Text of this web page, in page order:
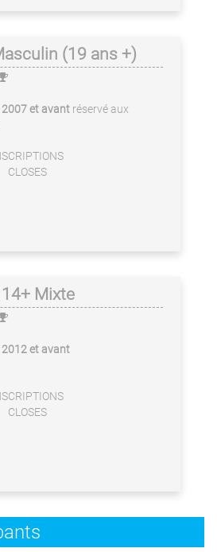
(19 ans +)
2007 et avant réservé aux
CLOSES
14+ Mixte
2012 et avant
CLOSES